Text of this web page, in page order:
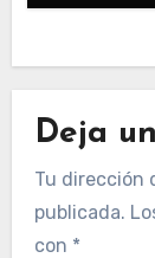
Deja
Tu dirección
publicada.
con *